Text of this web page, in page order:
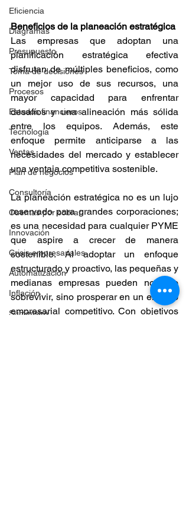
Eficiencia
Diagramas
Presupuesto
Toma de decisiones
Procesos
Estados financieros
Tecnología
Ventas
Plan de negocios
Consultoría
Cuentas por cobrar
Innovación
Crisis empresariales
Automatización
Inflación
Suministro
Beneficios de la planeación estratégica
Las empresas que adoptan una
planificación estratégica efectiva
disfrutan de múltiples beneficios, como
un mejor uso de sus recursos, una
mayor capacidad para enfrentar
desafíos y una alineación más sólida
entre los equipos. Además, este
enfoque permite anticiparse a las
necesidades del mercado y establecer
una ventaja competitiva sostenible.
La planeación estratégica no es un lujo
reservado para grandes corporaciones;
es una necesidad para cualquier PYME
que aspire a crecer de manera
sostenible. Al adoptar un enfoque
estructurado y proactivo, las pequeñas y
medianas empresas pueden no solo
sobrevivir, sino prosperar en un entorno
empresarial competitivo. Con objetivos